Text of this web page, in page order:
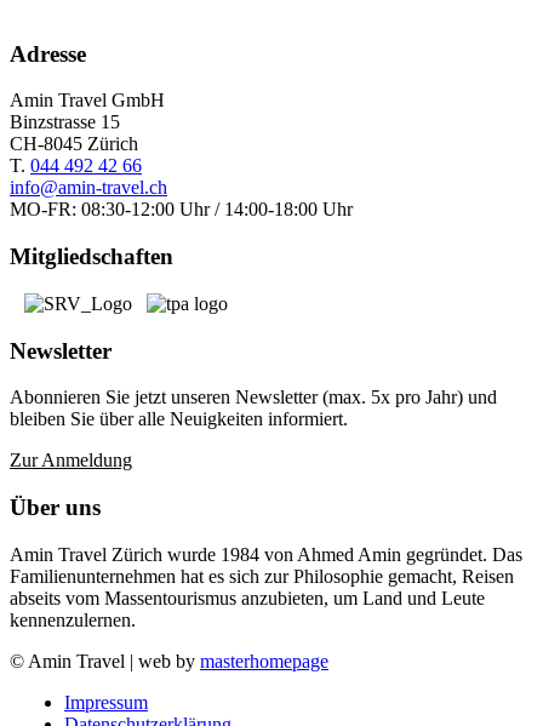
Adresse
Amin Travel GmbH
Binzstrasse 15
CH-8045 Zürich
T. 044 492 42 66
info@amin-travel.ch
MO-FR: 08:30-12:00 Uhr / 14:00-18:00 Uhr
Mitgliedschaften
Newsletter
Abonnieren Sie jetzt unseren Newsletter (max. 5x pro Jahr) und
bleiben Sie über alle Neuigkeiten informiert.
Zur Anmeldung
Über uns
Amin Travel Zürich wurde 1984 von Ahmed Amin gegründet. Das
Familienunternehmen hat es sich zur Philosophie gemacht, Reisen
abseits vom Massentourismus anzubieten, um Land und Leute
kennenzulernen.
© Amin Travel | web by masterhomepage
Impressum